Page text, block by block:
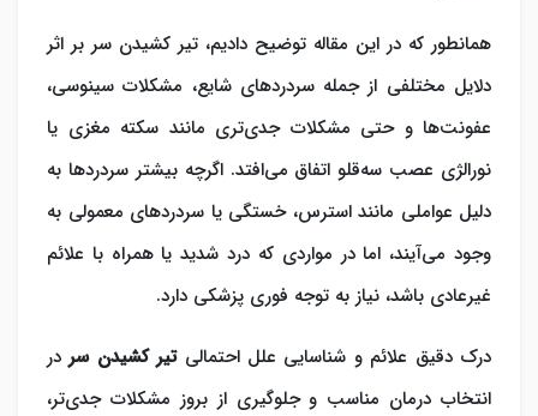
همانطور که در این مقاله توضیح دادیم، تیر کشیدن سر بر اثر
دلایل مختلفی از جمله سردردهای شایع، مشکلات سینوسی،
عفونت‌ها و حتی مشکلات جدی‌تری مانند سکته مغزی یا
نورالژی عصب سه‌قلو اتفاق می‌‎افتد. اگرچه بیشتر سردردها به
دلیل عواملی مانند استرس، خستگی یا سردردهای معمولی به
وجود می‌آیند، اما در مواردی که درد شدید یا همراه با علائم
غیرعادی باشد، نیاز به توجه فوری پزشکی دارد.
درک دقیق علائم و شناسایی علل احتمالیتیر کشیدن سردر
انتخاب درمان مناسب و جلوگیری از بروز مشکلات جدی‌تر،